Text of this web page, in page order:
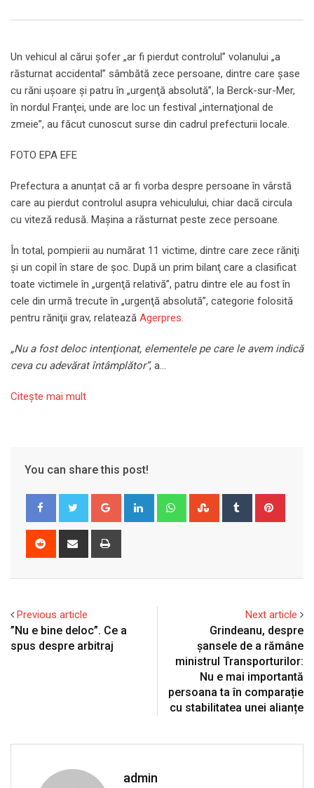
Un vehicul al cărui şofer „ar fi pierdut controlul” volanului „a
răsturnat accidental” sâmbătă zece persoane, dintre care şase
cu răni uşoare şi patru în „urgenţă absolută”, la Berck-sur-Mer,
în nordul Franţei, unde are loc un festival „internaţional de
zmeie”, au făcut cunoscut surse din cadrul prefecturii locale.
FOTO EPA EFE
Prefectura a anunțat că ar fi vorba despre persoane în vârstă
care au pierdut controlul asupra vehiculului, chiar dacă circula
cu viteză redusă. Mașina a răsturnat peste zece persoane.
În total, pompierii au numărat 11 victime, dintre care zece răniţi
şi un copil în stare de şoc. După un prim bilanţ care a clasificat
toate victimele în „urgenţă relativă”, patru dintre ele au fost în
cele din urmă trecute în „urgenţă absolută”, categorie folosită
pentru răniţii grav, relatează Agerpres.
„Nu a fost deloc intenţionat, elementele pe care le avem indică
ceva cu adevărat întâmplător”, a…
Citeşte mai mult
You can share this post!
Google+ LinkedIn WhatsappStumbleUpon
Tumblr
Reddit
Share
Previous article
”Nu e bine deloc”. Ce a
spus despre arbitraj
Next article
Grindeanu, despre
șansele de a rămâne
ministrul Transporturilor:
Nu e mai importantă
persoana ta în comparație
cu stabilitatea unei alianțe
admin